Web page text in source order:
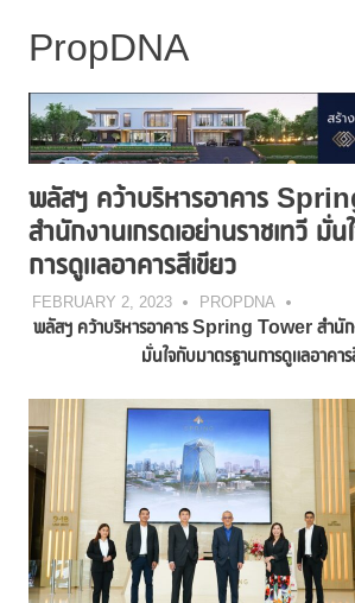
พลัสฯ คว้าบริหารอาคาร
สำนักงานเกรดเอย่านราชเทวี มั่
การดูแลอาคารสีเขียว
FEBRUARY 2, 2023 PROPDNA
พลัสฯ คว้าบริหารอาคารSpring Tower สำนักง
มั่นใจกับมาตรฐานการดูแลอาคาร